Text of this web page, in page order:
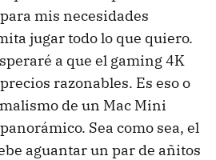
mis necesidades
jugar todo lo que quiero.
a que el gaming 4K
razonables. Es eso o
de un Mac Mini
Sea como sea, el
aguantar un par de añitos